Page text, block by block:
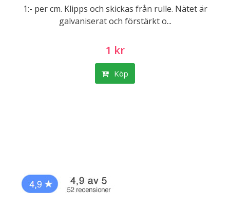
1:- per cm. Klipps och skickas från rulle. Nätet är
galvaniserat och förstärkt o...
1 kr
Köp